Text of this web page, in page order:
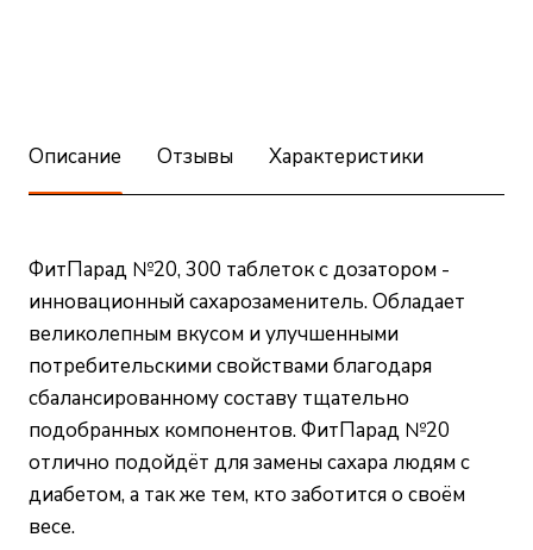
Описание Отзывы Характеристики
ФитПарад №20, 300 таблеток с дозатором -
инновационный сахарозаменитель. Обладает
великолепным вкусом и улучшенными
потребительскими свойствами благодаря
сбалансированному составу тщательно
подобранных компонентов. ФитПарад №20
отлично подойдёт для замены сахара людям с
диабетом, а так же тем, кто заботится о своём
весе.